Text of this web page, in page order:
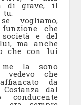
di grave, il
vogliamo,
che
e del
ma anche
che con lui
me la sono
che
da
Costanza dal